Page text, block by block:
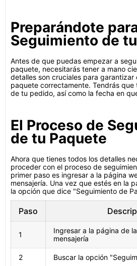
Preparándote
Seguimiento de
Antes de que puedas empezar a
paquete, necesitarás tener a mano
detalles son cruciales para
paquete correctamente. Tendrás que
de tu pedido, así como la fecha en
El Proceso de
de tu Paquete
Ahora que tienes todos los detalles
proceder con el proceso de
primer paso es ingresar a la página
mensajería. Una vez que estés en la
la opción que dice "Seguimiento de
Paso
1
Ingresar a la página de
mensajería
2 Buscar la opción